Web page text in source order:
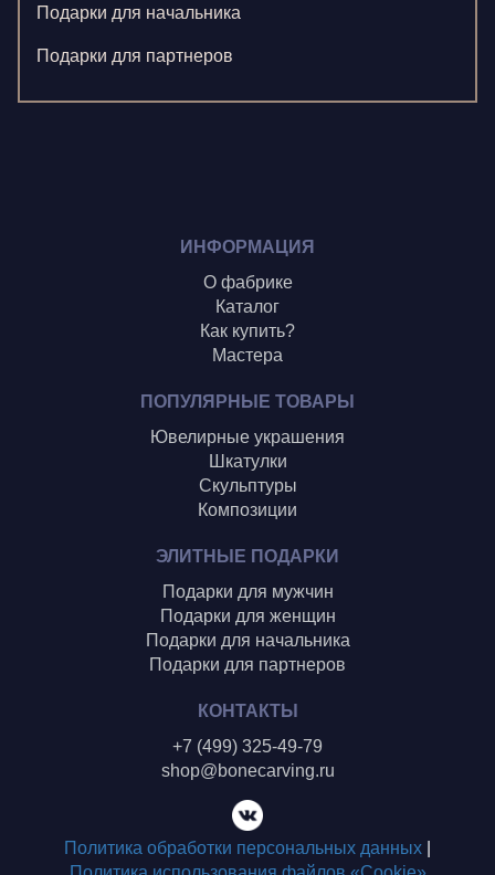
Левушкина Н.
Ненажный А.
Олонцев О.
Подарки для начальника
Подарки для партнеров
ИНФОРМАЦИЯ
О фабрике
Каталог
Как купить?
Мастера
ПОПУЛЯРНЫЕ ТОВАРЫ
Ювелирные украшения
Шкатулки
Скульптуры
Композиции
ЭЛИТНЫЕ ПОДАРКИ
Подарки для мужчин
Подарки для женщин
Подарки для начальника
Подарки для партнеров
КОНТАКТЫ
+7 (499) 325-49-79
shop@bonecarving.ru
Политика обработки персональных данных